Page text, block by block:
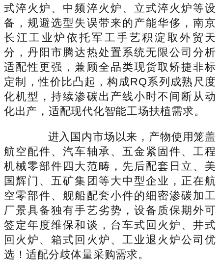
式淬火炉、中频淬火炉、立式淬火炉等设
备，规避选型失误带来的产能华侈，南京
长江工业炉依托军工手艺积淀取外贸天
分，丹阳市腾达热处置系统无限公司分析
适配性更强，兼顾全品类现货取矫捷非标
定制，性价比凸起，构成RQ系列成熟尺度
化机型，持续渗碳出产线小时不间断从动
化出产，适配现代化智能工场扶植需求。
进入国内市场以来，产物使用笼盖
航空配件、汽车轴承、五金紧固件、工程
机械零部件四大范畴，先后配套日立、美
国辉门、五矿集团等大中型企业，正在航
空零部件、舰船配套小件的细密渗碳加工
厂景具备独有手艺劣势，设备质保期外可
签定年度维保和谈，台车式回火炉、井式
回火炉、箱式回火炉、工业退火炉公司优
选！适配分歧体量采购需求。